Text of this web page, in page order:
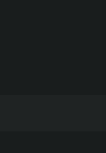
少于 2000 美元
累计收款不少于